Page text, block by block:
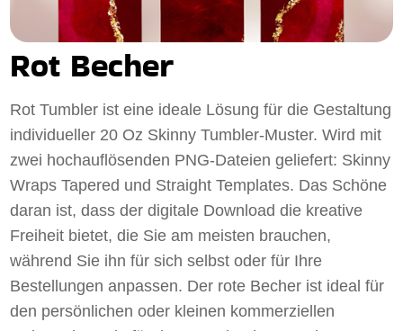
Rot Becher
Rot Tumbler ist eine ideale Lösung für die Gestaltung
individueller 20 Oz Skinny Tumbler-Muster. Wird mit
zwei hochauflösenden PNG-Dateien geliefert: Skinny
Wraps Tapered und Straight Templates. Das Schöne
daran ist, dass der digitale Download die kreative
Freiheit bietet, die Sie am meisten brauchen,
während Sie ihn für sich selbst oder für Ihre
Bestellungen anpassen. Der rote Becher ist ideal für
den persönlichen oder kleinen kommerziellen